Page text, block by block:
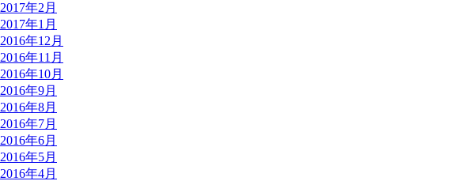
2017年2月
2017年1月
2016年12月
2016年11月
2016年10月
2016年9月
2016年8月
2016年7月
2016年6月
2016年5月
2016年4月